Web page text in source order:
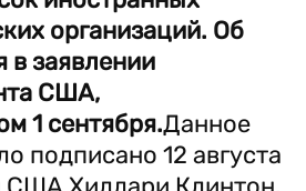
организаций. Об
в заявлении
США,
1 сентября.Данное
подписано 12 августа